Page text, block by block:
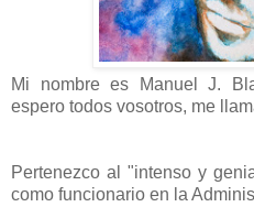
Mi nombre es Manuel J.
espero todos vosotros, me
Pertenezco al "intenso y
como funcionario en la